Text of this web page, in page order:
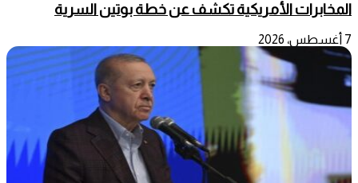
المخابرات الأمريكية تكشف عن خطة بوتين السرية
7 أغسطس، 2026